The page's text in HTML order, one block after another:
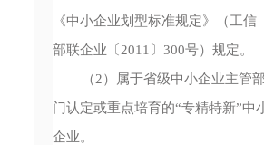
《中小企业划型标准规定》（工信
部联企业〔2011〕300号）规定。
（2）属于省级中小企业主管部
门认定或重点培育的“专精特新”中
企业。